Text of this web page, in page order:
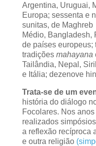
Argentina, Uruguai,
Europa; sessenta e
sunitas, de
Médio, Bangladesh,
de países europeus;
tradições mahayana
Tailândia, Nepal,
e Itália; dezenove
Trata-se de um
história do diálogo
Focolares. Nos
realizados
a reflexão recíproca
e outra religião